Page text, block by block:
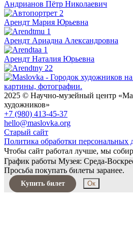
Андрианов Пётр Николаевич
Арендт Мария Юрьевна
Арендт Ариадна Александровна
Арендт Наталия Юрьевна
2025 © Научно-музейный центр
художников»
+7 (980) 413-45-37
hello@maslovka.org
Старый сайт
Политика обработки персональных
Чтобы сайт работал лучше, мы
График работы Музея: Среда-
Просьба покупать билеты заранее.
Купить билет Ок